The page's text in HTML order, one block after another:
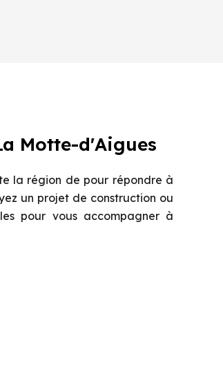
Motte-d'Aigues
la région de pour répondre à
un projet de construction ou
pour vous accompagner à